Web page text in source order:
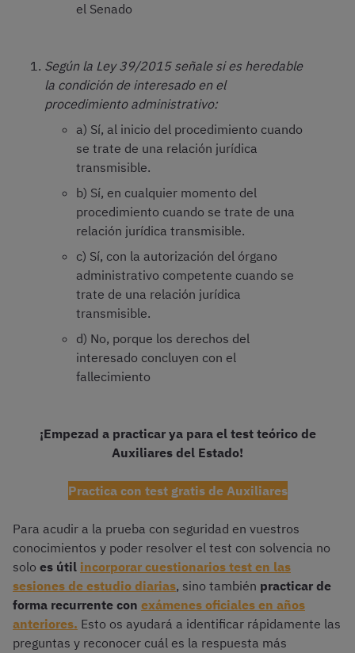
el Senado
Según la Ley 39/2015 señale si es heredable
la condición de interesado en el
procedimiento administrativo:
a) Sí, al inicio del procedimiento cuando
se trate de una relación jurídica
transmisible.
b) Sí, en cualquier momento del
procedimiento cuando se trate de una
relación jurídica transmisible.
c) Sí, con la autorización del órgano
administrativo competente cuando se
trate de una relación jurídica
transmisible.
d) No, porque los derechos del
interesado concluyen con el
fallecimiento
¡Empezad a practicar ya para el test teórico de
Auxiliares del Estado!
Practica con test gratis de Auxiliares
Para acudir a la prueba con seguridad en vuestros
conocimientos y poder resolver el test con solvencia no
solo es útil incorporar cuestionarios test en las
sesiones de estudio diarias, sino también practicar de
forma recurrente con exámenes oficiales en años
anteriores. Esto os ayudará a identificar rápidamente las
preguntas y reconocer cuál es la respuesta más